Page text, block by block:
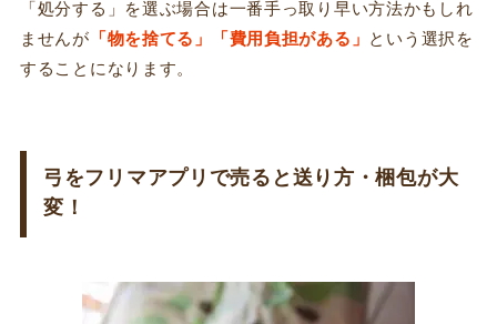
「処分する」を選ぶ場合は一番手っ取り早い方法かもしれ
ませんが 「物を捨てる」「費用負担がある」
という選択を
することになります。
弓をフリマアプリで売ると送り方・梱包が大
変！